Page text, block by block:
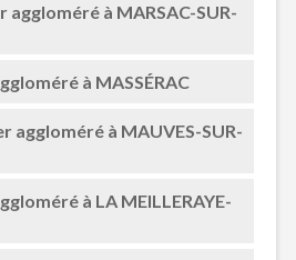
à MARSAC-SUR-
à MASSÉRAC
aggloméré à MAUVES-SUR-
à LA MEILLERAYE-